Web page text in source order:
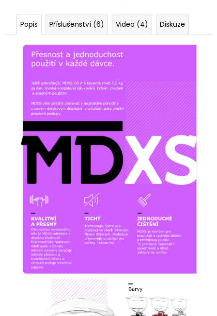
Popis Příslušenství (6) Videa (4) Diskuze